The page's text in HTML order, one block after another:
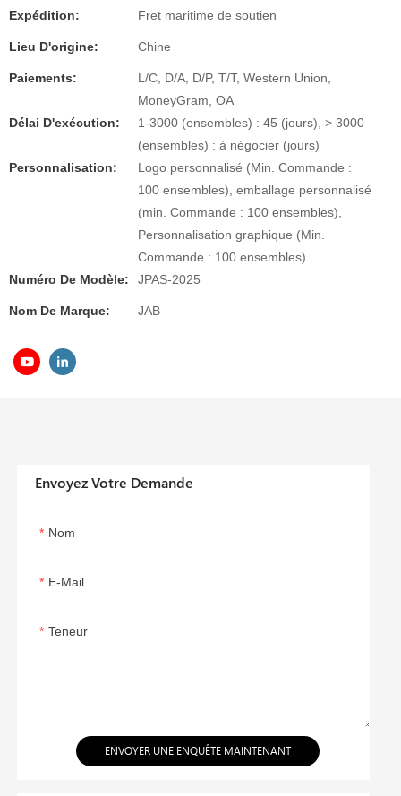
Expédition: Fret maritime de soutien
Lieu D'origine: Chine
Paiements:
L/C, D/A, D/P, T/T, Western Union,
MoneyGram, OA
Délai D'exécution:
1-3000 (ensembles) : 45 (jours), > 3000
(ensembles) : à négocier (jours)
Personnalisation:
Logo personnalisé (Min. Commande :
100 ensembles), emballage personnalisé
(min. Commande : 100 ensembles),
Personnalisation graphique (Min.
Commande : 100 ensembles)
Numéro De Modèle:
JPAS-2025
Nom De Marque: JAB
Envoyez Votre Demande
Nom
E-Mail
Teneur
ENVOYER UNE ENQUÊTE MAINTENANT